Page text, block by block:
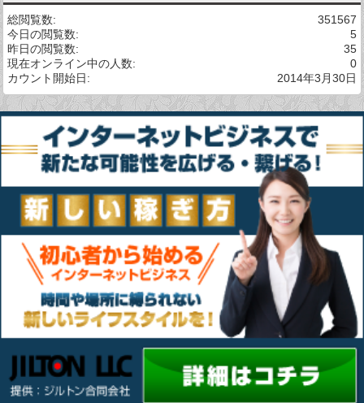
351567
総閲覧数:
5
今日の閲覧数:
35
昨日の閲覧数:
0
現在オンライン中の人数:
2014年3月30日
カウント開始日: